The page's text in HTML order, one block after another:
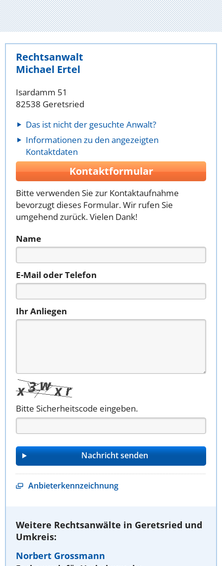
Rechtsanwalt
Michael Ertel
Isardamm 51
82538 Geretsried
Das ist nicht der gesuchte Anwalt?
Informationen zu den angezeigten
Kontaktdaten
Kontaktformular
Bitte verwenden Sie zur Kontaktaufnahme
bevorzugt dieses Formular. Wir rufen Sie
umgehend zurück. Vielen Dank!
Name
E-Mail oder Telefon
Ihr Anliegen
Bitte Sicherheitscode eingeben.
Anbieterkennzeichnung
Weitere Rechtsanwälte in Geretsried und
Umkreis:
Norbert Grossmann